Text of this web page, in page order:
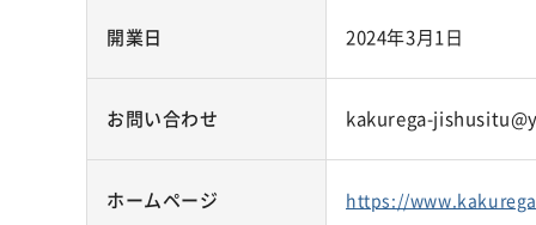
開業日 2024年3月1日
お問い合わせ kakurega-
ホームページ https://